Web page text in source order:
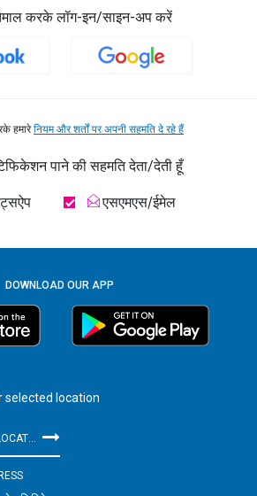
करके लॉग-इन/साइन-अप करें
हमारेनियम और शर्तों पर अपनी सहमति दे रहे हैं
पाने की सहमति देता/देती हूँ
एसएमएस/ईमेल
DOWNLOAD OUR APP
selected location
SELECT YOUR DELIVERY LOCATION